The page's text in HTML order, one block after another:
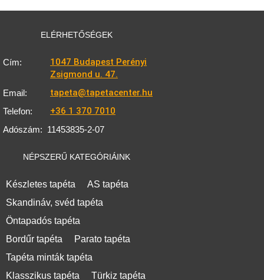
ELÉRHETŐSÉGEK
Cím:
1047 Budapest Perényi
Zsigmond u. 47.
Email: tapeta@tapetacenter.hu
Telefon: +36 1 370 7010
Adószám: 11453835-2-07
NÉPSZERŰ KATEGÓRIÁINK
Készletes tapéta
AS tapéta
Skandináv, svéd tapéta
Öntapadós tapéta
Bordűr tapéta
Parato tapéta
Tapéta minták tapéta
Klasszikus tapéta
Türkiz tapéta